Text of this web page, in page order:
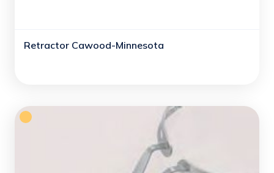
Retractor Cawood-Minnesota